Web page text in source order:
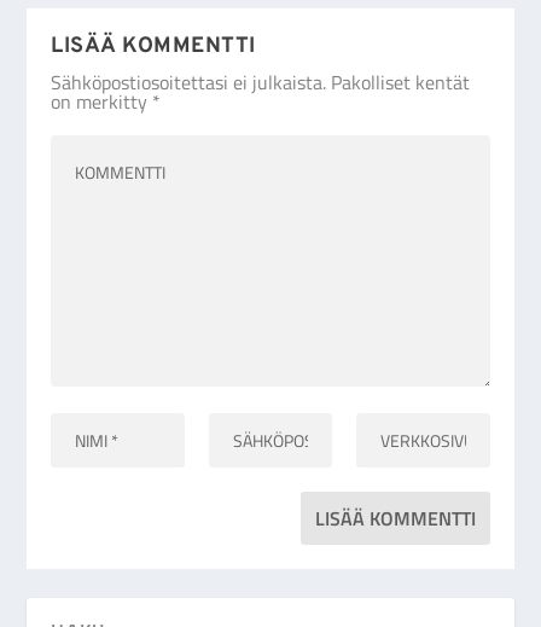
LISÄÄ KOMMENTTI
Sähköpostiosoitettasi ei julkaista. Pakolliset kentät
on merkitty *